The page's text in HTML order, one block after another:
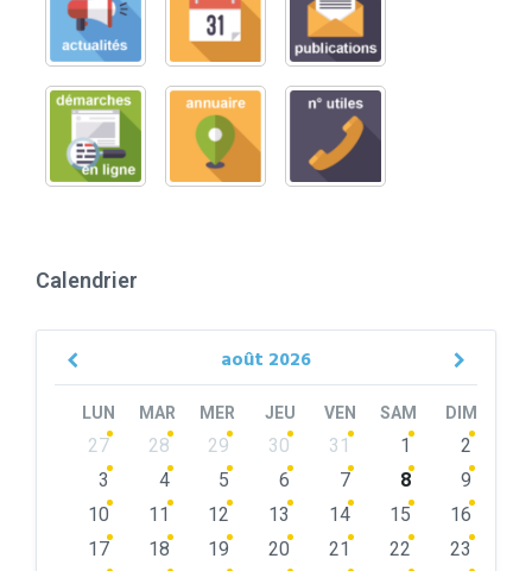
Calendrier
août 2026
Previous
LUN MAR MER JEU VEN SAM DIM
Skip
calendar
27 28 29 30 31 1
2
3
4 5 6 7 8
9
10
11 12 13 14 15
16
17
18 19 20 21 22
23